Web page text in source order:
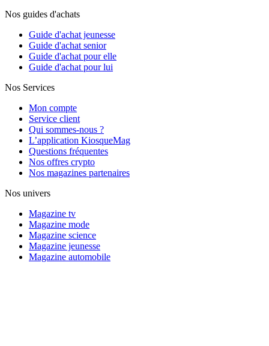
Nos guides d'achats
Guide d'achat jeunesse
Guide d'achat senior
Guide d'achat pour elle
Guide d'achat pour lui
Nos Services
Mon compte
Service client
Qui sommes-nous ?
L’application KiosqueMag
Questions fréquentes
Nos offres crypto
Nos magazines partenaires
Nos univers
Magazine tv
Magazine mode
Magazine science
Magazine jeunesse
Magazine automobile